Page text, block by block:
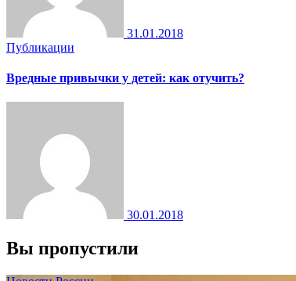
31.01.2018
Публикации
Вредные привычки у детей: как отучить?
30.01.2018
Вы пропустили